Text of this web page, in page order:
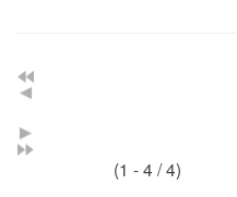
(1 - 4 / 4)